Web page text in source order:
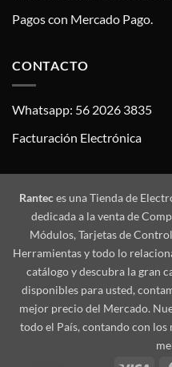
Pagos con Mercado Pago.
CONTACTO
Whatsapp: 56 2026 3835
Facturación Electrónica
Ranteces una Tienda de
dedicada a la venta de
Módulos, Tarjetas de
Herramientas y todo lo
catálogo y descubra la gran
disponibles para usted,
mejor precio del Mercado.
todo el País, contando con los